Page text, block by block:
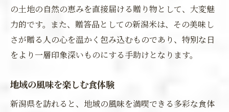
の土地の自然の恵みを直接届ける贈り物として、大変魅
力的です。また、贈答品としての新潟米は、その美味し
さが贈る人の心を温かく包み込むものであり、特別な日
をより一層印象深いものにする手助けとなります。
地域の風味を楽しむ食体験
新潟県を訪れると、地域の風味を満喫できる多彩な食体